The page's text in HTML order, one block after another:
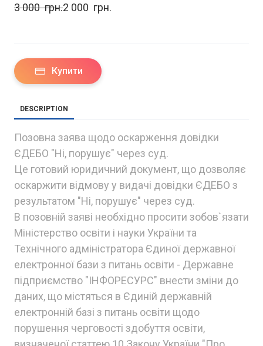
3 000  грн.2 000  грн.
Купити
DESCRIPTION
Позовна заява щодо оскарження довідки
ЄДЕБО "Ні, порушує" через суд.
Це готовий юридичний документ, що дозволяє
оскаржити відмову у видачі довідки ЄДЕБО з
результатом "Ні, порушує" через суд.
В позовній заяві необхідно просити зобов`язати
Міністерство освіти і науки України та
Технічного адміністратора Єдиної державної
електронної бази з питань освіти - Державне
підприємство "ІНФОРЕСУРС" внести зміни до
даних, що містяться в Єдиній державній
електронній базі з питань освіти щодо
порушення черговості здобуття освіти,